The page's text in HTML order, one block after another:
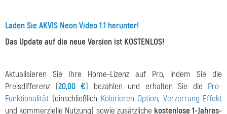
Laden Sie AKVIS Neon Video 1.1 herunter!
Das Update auf die neue Version ist KOSTENLOS!
Aktualisieren Sie Ihre Home-Lizenz auf Pro, indem Sie die
Preisdifferenz (20,00 €) bezahlen und erhalten Sie die Pro-
Funktionalität (einschließlich Kolorieren-Option, Verzerrung-Effekt
und kommerzielle Nutzung) sowie zusätzliche kostenlose 1-Jahres-